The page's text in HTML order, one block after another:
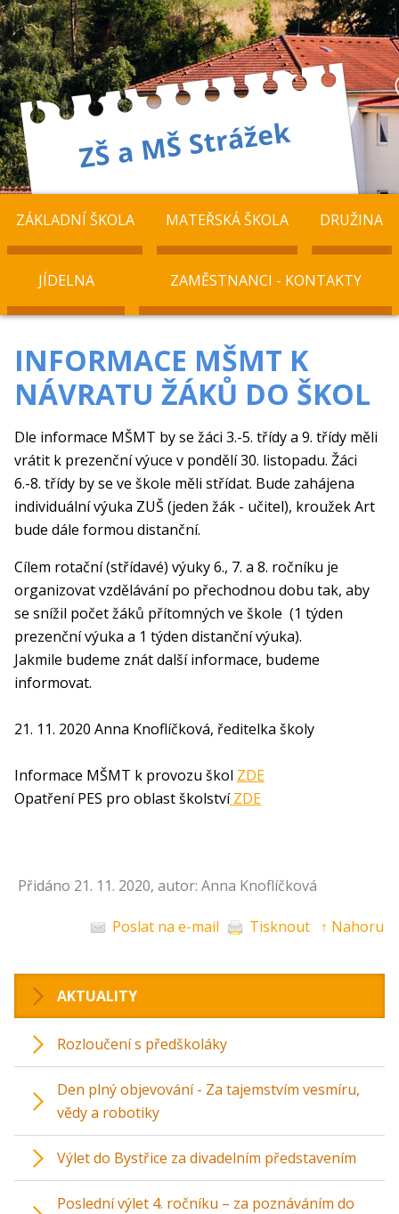
ZÁKLADNÍ ŠKOLA MATEŘSKÁ ŠKOLA DRUŽINA
JÍDELNA ZAMĚSTNANCI - KONTAKTY
INFORMACE MŠMT K
NÁVRATU ŽÁKŮ DO ŠKOL
Dle informace MŠMT by se žáci 3.-5. třídy a 9. třídy měli
vrátit k prezenční výuce v pondělí 30. listopadu. Žáci
6.-8. třídy by se ve škole měli střídat. Bude zahájena
individuální výuka ZUŠ (jeden žák - učitel), kroužek Art
bude dále formou distanční.
Cílem rotační (střídavé) výuky 6., 7. a 8. ročníku je
organizovat vzdělávání po přechodnou dobu tak, aby
se snížil počet žáků přítomných ve škole (1 týden
prezenční výuka a 1 týden distanční výuka).
Jakmile budeme znát další informace, budeme
informovat.
21. 11. 2020 Anna Knoflíčková, ředitelka školy
Informace MŠMT k provozu škol ZDE
Opatření PES pro oblast školstvíZDE
Přidáno 21. 11. 2020, autor: Anna Knoflíčková
Poslat na e-mail Tisknout ↑ Nahoru
AKTUALITY
Rozloučení s předškoláky
Den plný objevování - Za tajemstvím vesmíru,
vědy a robotiky
Výlet do Bystřice za divadelním představením
Poslední výlet 4. ročníku – za poznáváním do